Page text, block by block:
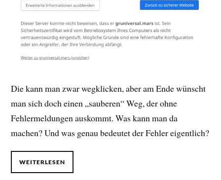
Die kann man zwar wegklicken, aber am Ende wünscht
man sich doch einen „sauberen“ Weg, der ohne
Fehlermeldungen auskommt. Was kann man da
machen? Und was genau bedeutet der Fehler eigentlich?
WEITERLESEN